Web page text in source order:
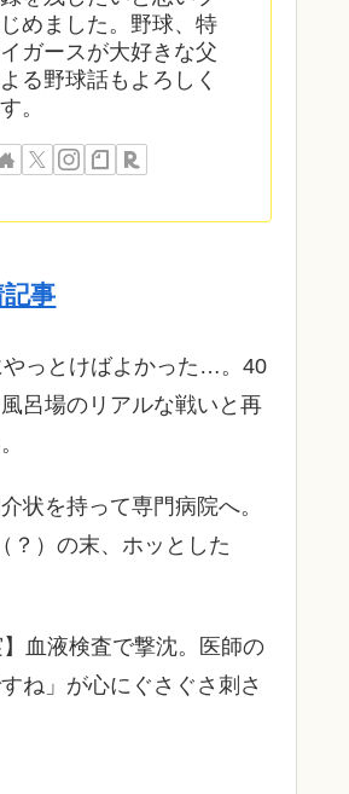
めました。野球、特
ガースが大好きな父
る野球話もよろしく
。
事
やっとけばよかった…。40
呂場のリアルな戦いと再
状を持って専門病院へ。
？）の末、ホッとした
】血液検査で撃沈。医師の
すね」が心にぐさぐさ刺さ